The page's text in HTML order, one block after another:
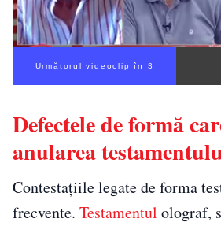
Următorul videoclip în 2
Defectele de formă
anularea
Contestațiile legate de forma
frecvente. Testamentul olograf,